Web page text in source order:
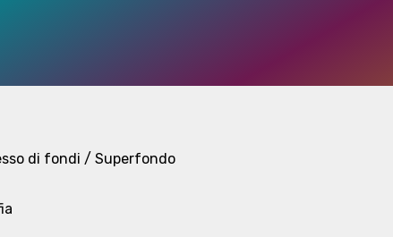
di fondi / Superfondo